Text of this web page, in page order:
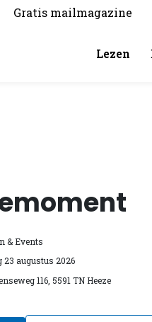
Gratis mailmagazine
Lezen
& Events
23 augustus 2026
116, 5591 TN Heeze